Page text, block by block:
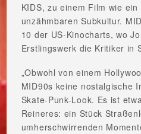
KIDS, zu einem Film wie
unzähmbaren Subkultur.
10 der US-Kinocharts, wo
Erstlingswerk die Kritiker in
„Obwohl von einem
MID90s keine nostalgische
Skate-Punk-Look. Es ist
Reineres: ein Stück
umherschwirrenden